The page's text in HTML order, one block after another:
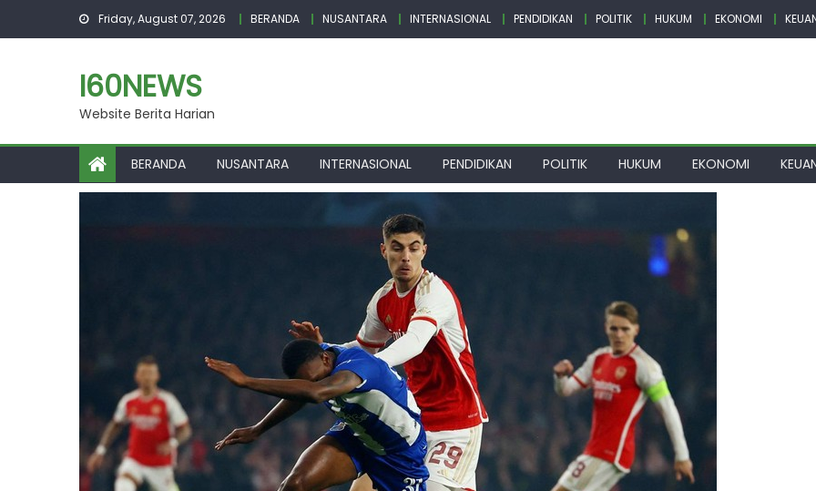
Friday, August 07, 2026 BERANDA NUSANTARA INTERNASIONAL PENDIDIKAN POLITIK HUKUM EKONOMI
I60NEWS
Website Berita Harian
BERANDA NUSANTARA INTERNASIONAL PENDIDIKAN POLITIK HUKUM EKONOMI